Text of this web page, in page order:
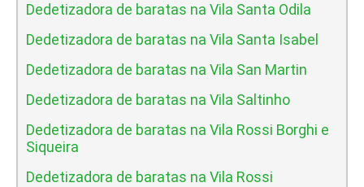
Dedetizadora de baratas na Vila Santa Odila
Dedetizadora de baratas na Vila Santa Isabel
Dedetizadora de baratas na Vila San Martin
Dedetizadora de baratas na Vila Saltinho
Dedetizadora de baratas na Vila Rossi Borghi e
Siqueira
Dedetizadora de baratas na Vila Rossi